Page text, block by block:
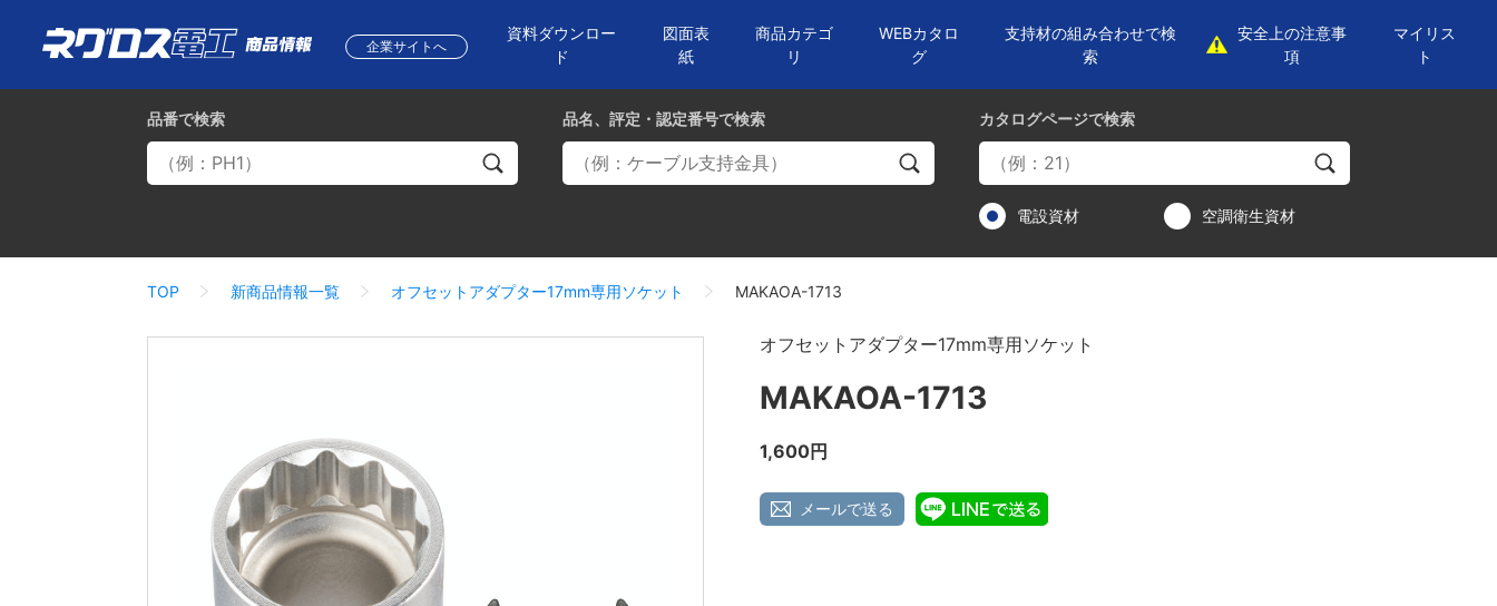
企業サイトへ
資料ダウンロー
ド
図面表
紙
商品カテゴ
リ
WEBカタロ
グ
支持材の組み合わせで検
索
安全上の注意事
項
マイリス
ト
品番で検索 カタログページで検索
電設資材 空調衛生資材
品名、評定・認定番号で検索
TOP 新商品情報一覧 オフセットアダプター17mm専用ソケット MAKAOA-1713
オフセットアダプター17mm専用ソケット
MAKAOA-1713
1,600円
メールで送る